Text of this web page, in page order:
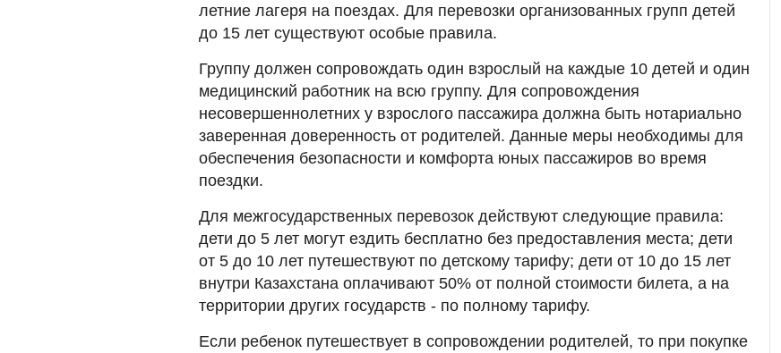
летние лагеря на поездах. Для перевозки организованных групп детей
до 15 лет существуют особые правила.
Группу должен сопровождать один взрослый на каждые 10 детей и один
медицинский работник на всю группу. Для сопровождения
несовершеннолетних у взрослого пассажира должна быть нотариально
заверенная доверенность от родителей. Данные меры необходимы для
обеспечения безопасности и комфорта юных пассажиров во время
поездки.
Для межгосударственных перевозок действуют следующие правила:
дети до 5 лет могут ездить бесплатно без предоставления места; дети
от 5 до 10 лет путешествуют по детскому тарифу; дети от 10 до 15 лет
внутри Казахстана оплачивают 50% от полной стоимости билета, а на
территории других государств - по полному тарифу.
Если ребенок путешествует в сопровождении родителей, то при покупке